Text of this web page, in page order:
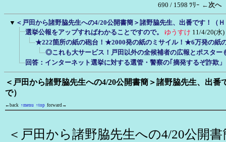
690 / 1598 ﾂﾘｰ ←次へ
▼ ＜戸田から諸野脇先生への4/20公開書簡＞諸野脇先生、出番です！（
選挙公報をアップすればわかることですので。
ゆうすけ 11/4/20(水)
★222箇所の紙の砲台！★2000発の紙のミサイル！★6万発の紙
◎これも大サービス！戸田以外の全候補者の広報とポスター
回答：インターネット選挙に対する選管・警察の｢摘発するぞ詐欺
＜戸田から諸野脇先生への4/20公開書簡＞諸野脇先生、出番
で）
←back ↑menu ↑top forward→
＜戸田から諸野脇先生への4/20公開書